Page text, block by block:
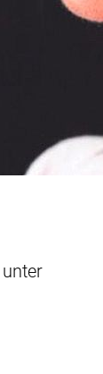
unter